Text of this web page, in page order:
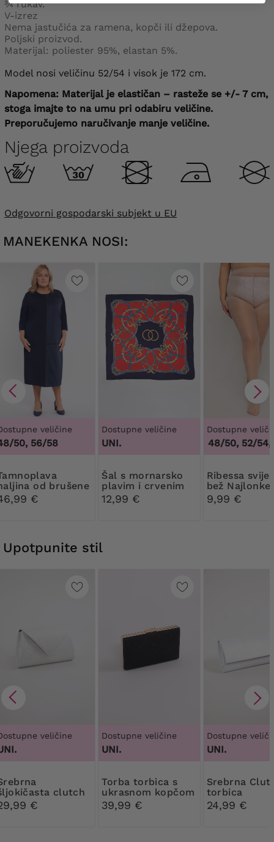
¾ rukav.
V-izrez
Nema jastučića za ramena, kopči ili džepova.
Poljski proizvod.
Materijal: poliester 95%, elastan 5%.
Model nosi veličinu 52/54 i visok je 172 cm.
Napomena: Materijal je elastičan – rasteže se +/- 7 cm,
stoga imajte to na umu pri odabiru veličine.
Preporučujemo naručivanje manje veličine.
Njega proizvoda
Odgovorni gospodarski subjekt u EU
MANEKENKA NOSI:
veličine
50, 56/58
od brušene
€
Dostupne veličine
UNI.
Šal s mornarsko
plavim i crvenim
svilena marama
12,99 €
Dostupne
44/46, 48/50, 52/54,
Ribessa svijetlo
bež Najlonke
DEN
9,99 €
Upotpunite stil
veličine
clutch
€
Dostupne veličine
UNI.
torba torbica s
ukrasnom kopčom
39,99 €
Dostupne
UNI.
Srebrna Clutch
torbica
24,99 €